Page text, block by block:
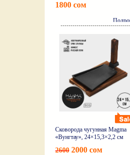
1800 сом
Сковорода чугунная Magma
«Вунгтау», 24×15,3×2,2 см
2600 2000 сом